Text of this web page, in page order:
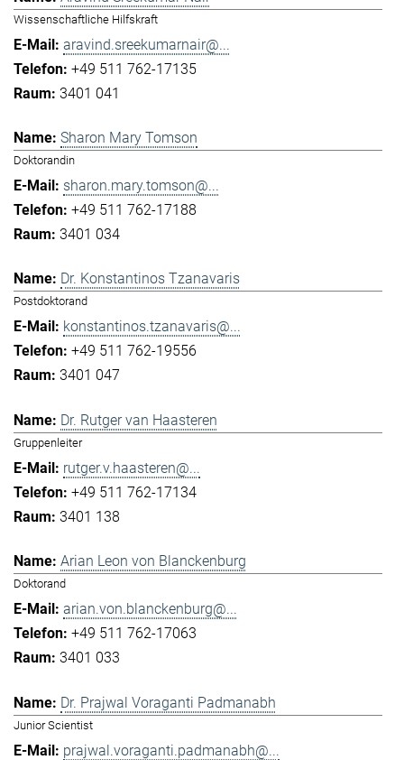
Wissenschaftliche Hilfskraft
aravind.sreekumarnair@...
+49 511 762-17135
3401 041
Sharon Mary Tomson
Doktorandin
sharon.mary.tomson@...
+49 511 762-17188
3401 034
Dr. Konstantinos Tzanavaris
Postdoktorand
konstantinos.tzanavaris@...
+49 511 762-19556
3401 047
Dr. Rutger van Haasteren
Gruppenleiter
rutger.v.haasteren@...
+49 511 762-17134
3401 138
Arian Leon von Blanckenburg
Doktorand
arian.von.blanckenburg@...
+49 511 762-17063
3401 033
Dr. Prajwal Voraganti Padmanabh
Junior Scientist
prajwal.voraganti.padmanabh@...